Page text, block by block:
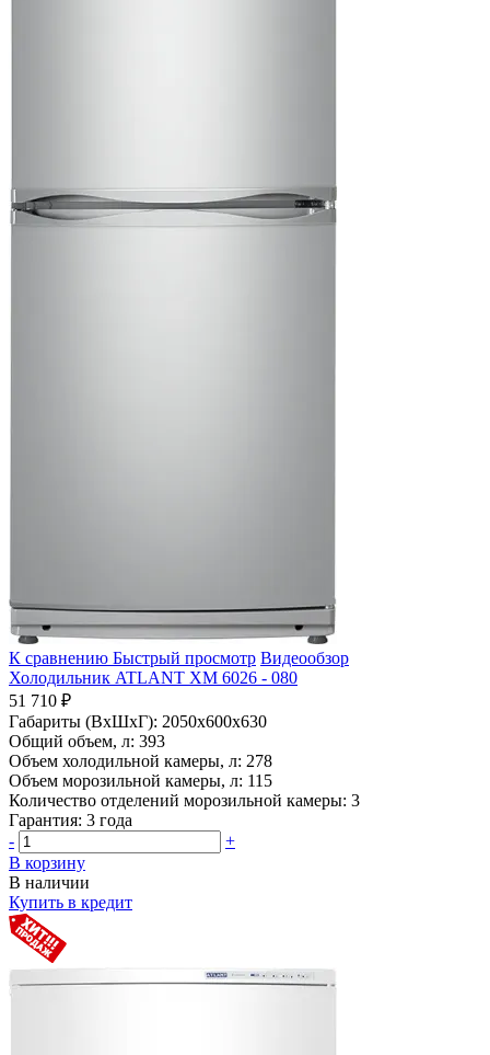
К сравнению Быстрый просмотр Видеообзор
Холодильник ATLANT ХМ 6026 - 080
51 710 ₽
Габариты (ВхШхГ): 2050x600x630
Общий объем, л: 393
Объем холодильной камеры, л: 278
Объем морозильной камеры, л: 115
Количество отделений морозильной камеры: 3
Гарантия: 3 года
-
+
В корзину
В наличии
Купить в кредит